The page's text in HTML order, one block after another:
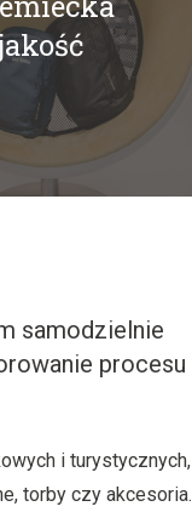
samodzielnie
procesu
i turystycznych,
torby czy akcesoria.